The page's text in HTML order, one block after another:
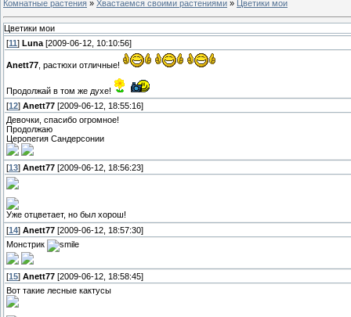
Комнатные растения » Хвастаемся своими растениями » Цветики мои
Цветики мои
[11] Luna [2009-06-12, 10:10:56]
Anett77 , растюхи отличные!
Продолжай в том же духе!
[12] Anett77 [2009-06-12, 18:55:16]
Девочки, спасибо огромное!
Продолжаю
Церопегия Сандерсонии
[13] Anett77 [2009-06-12, 18:56:23]
Уже отцветает, но был хорош!
[14] Anett77 [2009-06-12, 18:57:30]
Монстрик
[15] Anett77 [2009-06-12, 18:58:45]
Вот такие лесные кактусы